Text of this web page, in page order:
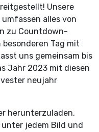
Unsere
alles von
zu Countdown-
besonderen Tag mit
uns gemeinsam bis
Jahr 2023 mit diesen
neujahr
herunterzuladen,
jedem Bild und